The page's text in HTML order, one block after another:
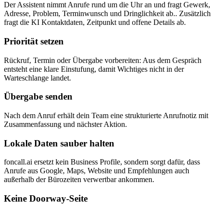
Der Assistent nimmt Anrufe rund um die Uhr an und fragt Gewerk,
Adresse, Problem, Terminwunsch und Dringlichkeit ab.. Zusätzlich
fragt die KI Kontaktdaten, Zeitpunkt und offene Details ab.
Priorität setzen
Rückruf, Termin oder Übergabe vorbereiten: Aus dem Gespräch
entsteht eine klare Einstufung, damit Wichtiges nicht in der
Warteschlange landet.
Übergabe senden
Nach dem Anruf erhält dein Team eine strukturierte Anrufnotiz mit
Zusammenfassung und nächster Aktion.
Lokale Daten sauber halten
foncall.ai ersetzt kein Business Profile, sondern sorgt dafür, dass
Anrufe aus Google, Maps, Website und Empfehlungen auch
außerhalb der Bürozeiten verwertbar ankommen.
Keine Doorway-Seite